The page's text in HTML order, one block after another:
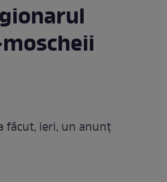
făcut, ieri, un anunţ